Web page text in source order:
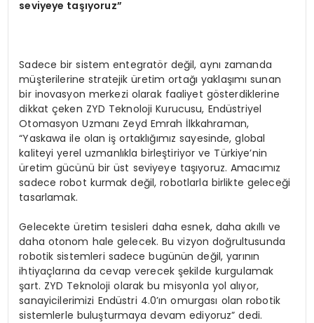
seviyeye taşıyoruz”
Sadece bir sistem entegratör değil, aynı zamanda
müşterilerine stratejik üretim ortağı yaklaşımı sunan
bir inovasyon merkezi olarak faaliyet gösterdiklerine
dikkat çeken ZYD Teknoloji Kurucusu, Endüstriyel
Otomasyon Uzmanı Zeyd Emrah İlkkahraman,
“Yaskawa ile olan iş ortaklığımız sayesinde, global
kaliteyi yerel uzmanlıkla birleştiriyor ve Türkiye’nin
üretim gücünü bir üst seviyeye taşıyoruz. Amacımız
sadece robot kurmak değil, robotlarla birlikte geleceği
tasarlamak.
Gelecekte üretim tesisleri daha esnek, daha akıllı ve
daha otonom hale gelecek. Bu vizyon doğrultusunda
robotik sistemleri sadece bugünün değil, yarının
ihtiyaçlarına da cevap verecek şekilde kurgulamak
şart. ZYD Teknoloji olarak bu misyonla yol alıyor,
sanayicilerimizi Endüstri 4.0’ın omurgası olan robotik
sistemlerle buluşturmaya devam ediyoruz” dedi.